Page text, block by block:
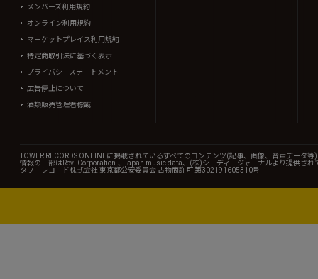
メンバーズ利用規約
オンライン利用規約
マーケットプレイス利用規約
特定商取引法に基づく表示
プライバシーステートメント
広告停止について
酒類販売管理者標識
TOWER RECORDS ONLINEに掲載されているすべてのコンテンツ(記事、画像、音声データ
情報の一部はRovi Corporation.、japan music data、(株)シーディージャーナルより提供され
タワーレコード株式会社 東京都公安委員会 古物商許可 第302191605310号